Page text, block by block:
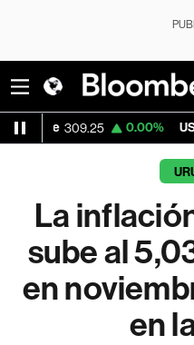
0.00% USD COP
La
sube al
en
en